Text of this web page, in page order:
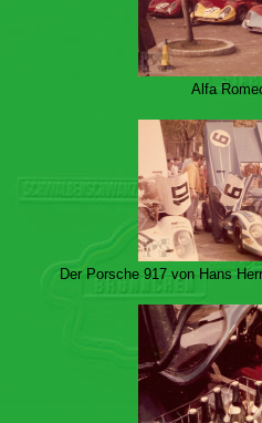
Alfa
Der Porsche 917 von Hans